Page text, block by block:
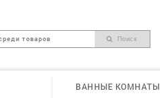
Поиск
ВАННЫЕ КОМНАТЫ